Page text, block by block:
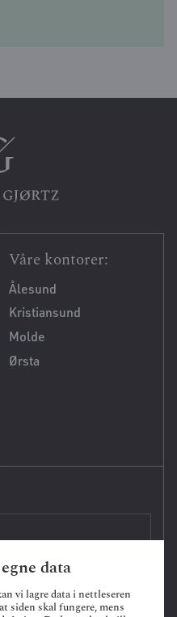
Våre kontorer:
Ålesund
Kristiansund
Molde
Ørsta
data
vi lagre data i nettleseren
siden skal fungere, mens